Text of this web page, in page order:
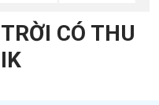
CÓ THU